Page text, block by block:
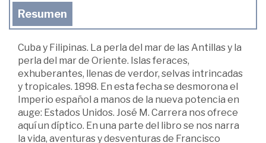
Resumen
Cuba y Filipinas. La perla del mar de las Antillas y la
perla del mar de Oriente. Islas feraces,
exhuberantes, llenas de verdor, selvas intrincadas
y tropicales. 1898. En esta fecha se desmorona el
Imperio español a manos de la nueva potencia en
auge: Estados Unidos. José M. Carrera nos ofrece
aquí un díptico. En una parte del libro se nos narra
la vida, aventuras y desventuras de Francisco